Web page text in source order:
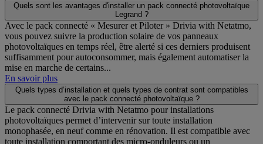
Quels sont les avantages d'installer un pack connecté photovoltaïque
Legrand ?
Avec le pack connecté « Mesurer et Piloter » Drivia with Netatmo,
vous pouvez suivre la production solaire de vos panneaux
photovoltaïques en temps réel, être alerté si ces derniers produisent
suffisamment pour autoconsommer, mais également automatiser la
mise en marche de certains...
En savoir plus
Quels types d’installation et quels types de contrat sont compatibles
avec le pack connecté photovoltaïque ?
Le pack connecté Drivia with Netatmo pour installations
photovoltaïques permet d’intervenir sur toute installation
monophasée, en neuf comme en rénovation. Il est compatible avec
toute installation comportant des micro-onduleurs ou un